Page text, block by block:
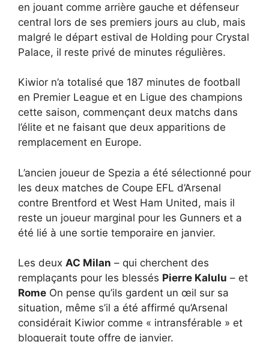
en jouant comme arrière gauche et défenseur
central lors de ses premiers jours au club, mais
malgré le départ estival de Holding pour Crystal
Palace, il reste privé de minutes régulières.
Kiwior n’a totalisé que 187 minutes de football
en Premier League et en Ligue des champions
cette saison, commençant deux matchs dans
l’élite et ne faisant que deux apparitions de
remplacement en Europe.
L’ancien joueur de Spezia a été sélectionné pour
les deux matches de Coupe EFL d’Arsenal
contre Brentford et West Ham United, mais il
reste un joueur marginal pour les Gunners et a
été lié à une sortie temporaire en janvier.
Les deux AC Milan – qui cherchent des
remplaçants pour les blessés Pierre Kalulu – et
Rome On pense qu’ils gardent un œil sur sa
situation, même s’il a été affirmé qu’Arsenal
considérait Kiwior comme « intransférable » et
bloquerait toute offre de janvier.